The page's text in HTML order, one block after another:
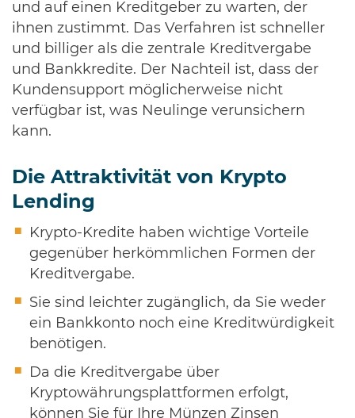
und auf einen Kreditgeber zu warten, der
ihnen zustimmt. Das Verfahren ist schneller
und billiger als die zentrale Kreditvergabe
und Bankkredite. Der Nachteil ist, dass der
Kundensupport möglicherweise nicht
verfügbar ist, was Neulinge verunsichern
kann.
Die Attraktivität von Krypto
Lending
Krypto-Kredite haben wichtige Vorteile
gegenüber herkömmlichen Formen der
Kreditvergabe.
Sie sind leichter zugänglich, da Sie weder
ein Bankkonto noch eine Kreditwürdigkeit
benötigen.
Da die Kreditvergabe über
Kryptowährungsplattformen erfolgt,
können Sie für Ihre Münzen Zinsen